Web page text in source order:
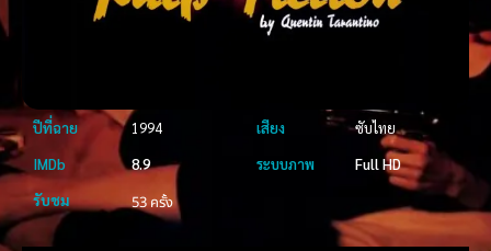
ปีที่ฉาย 1994 เสียง
ซับไทย
IMDb
8.9 ระบบภาพ
Full HD
รับชม
53 ครั้ง